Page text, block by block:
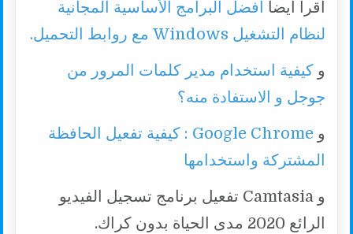
اقرأ أيضا
أفضل البرامج الأساسية المجانية
لنظام التشغيل Windows مع روابط التحميل.
وكيفية استخدام مدير كلمات المرور من
جوجل و الاستفادة منه؟
و
Google Chrome : كيفية تفعيل الحافظة
المشتركة واستخدامها
و Camtasia تفعيل برنامج تسجيل الفيديو
الرائع 2020 مدى الحياة بدون كراك.